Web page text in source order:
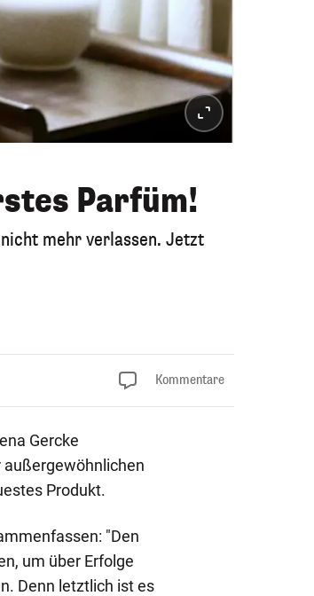
Parfüm!
mehr verlassen. Jetzt
Kommentare
Gercke
außergewöhnlichen
Produkt.
"Den
um über Erfolge
Denn letztlich ist es